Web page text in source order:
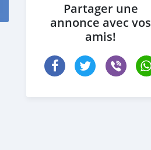
Partager une
annonce avec vos
amis!